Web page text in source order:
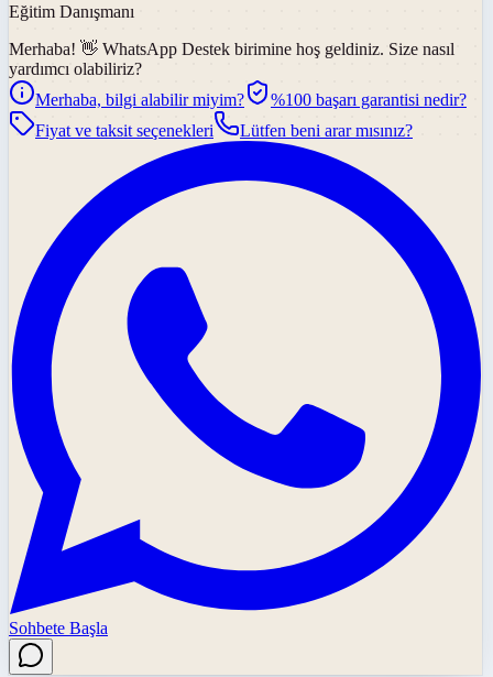
Eğitim Danışmanı
Merhaba! 👋 WhatsApp Destek birimine hoş geldiniz. Size nasıl
yardımcı olabiliriz?
Merhaba, bilgi alabilir miyim?
%100 başarı garantisi nedir?
Fiyat ve taksit seçenekleri
Lütfen beni arar mısınız?
Sohbete Başla